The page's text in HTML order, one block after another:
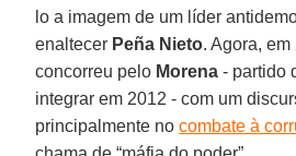
lo a imagem de um líder
enaltecer Peña Nieto. Agora, em
concorreu pelo Morena - partido
integrar em 2012 - com um
principalmente nocombate à